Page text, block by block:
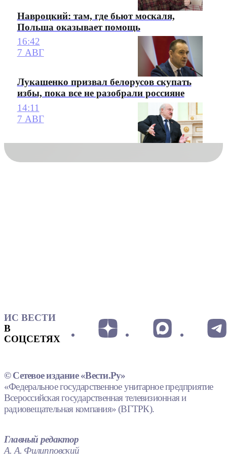
Навроцкий: там, где бьют москаля,
Польша оказывает помощь
16:42
7 АВГ
Лукашенко призвал белорусов скупать
избы, пока все не разобрали россияне
14:11
7 АВГ
ИС ВЕСТИ
В
СОЦСЕТЯХ
© Сетевое издание «Вести.Ру»
«Федеральное государственное унитарное предприятие
Всероссийская государственная телевизионная и
радиовещательная компания» (ВГТРК).
Главный редактор
А. А. Филипповский